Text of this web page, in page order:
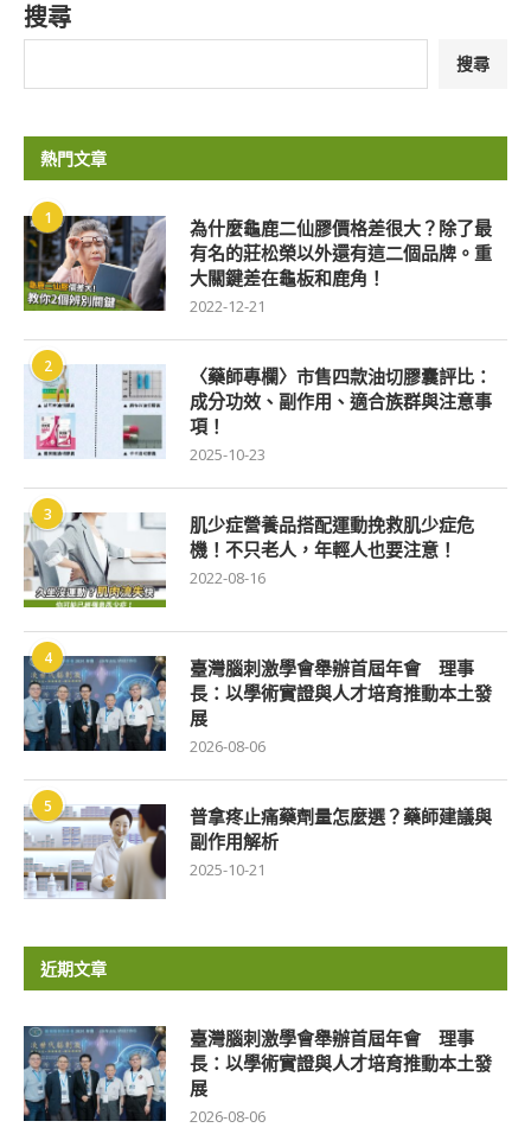
搜尋
搜尋
熱門文章
1
為什麼龜鹿二仙膠價格差很大？除了最
有名的莊松榮以外還有這二個品牌。重
大關鍵差在龜板和鹿角！
2022-12-21
2
〈藥師專欄〉市售四款油切膠囊評比：
成分功效、副作用、適合族群與注意事
項！
2025-10-23
3
肌少症營養品搭配運動挽救肌少症危
機！不只老人，年輕人也要注意！
2022-08-16
4
臺灣腦刺激學會舉辦首屆年會 理事
長：以學術實證與人才培育推動本土發
展
2026-08-06
5
普拿疼止痛藥劑量怎麼選？藥師建議與
副作用解析
2025-10-21
近期文章
臺灣腦刺激學會舉辦首屆年會 理事
長：以學術實證與人才培育推動本土發
展
2026-08-06